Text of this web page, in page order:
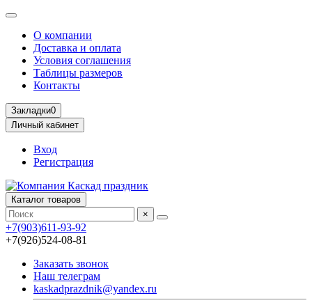
О компании
Доставка и оплата
Условия соглашения
Таблицы размеров
Контакты
Закладки0
Личный кабинет
Вход
Регистрация
Каталог товаров
×
+7(903)611-93-92
+7(926)524-08-81
Заказать звонок
Наш телеграм
kaskadprazdnik@yandex.ru